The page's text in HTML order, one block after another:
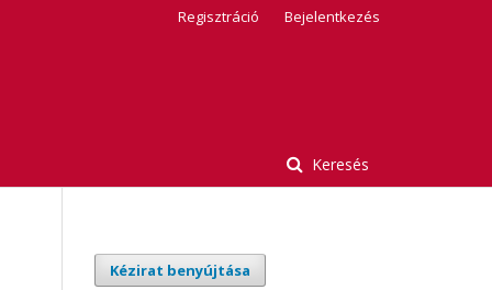
Keresés
Regisztráció Bejelentkezés
Kézirat benyújtása